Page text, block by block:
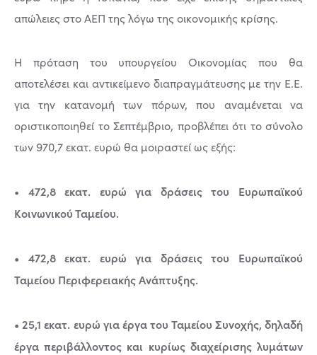
απώλειες στο ΑΕΠ της λόγω της οικονομικής κρίσης.
Η πρόταση του υπουργείου Οικονομίας που θα
αποτελέσει και αντικείμενο διαπραγμάτευσης με την Ε.Ε.
για την κατανομή των πόρων, που αναμένεται να
οριστικοποιηθεί το Σεπτέμβριο, προβλέπει ότι το σύνολο
των 970,7 εκατ. ευρώ θα μοιραστεί ως εξής:
• 472,8 εκατ. ευρώ για δράσεις του Ευρωπαϊκού
Κοινωνικού Ταμείου.
• 472,8 εκατ. ευρώ για δράσεις του Ευρωπαϊκού
Ταμείου Περιφερειακής Ανάπτυξης.
• 25,1 εκατ. ευρώ για έργα του Ταμείου Συνοχής, δηλαδή
έργα περιβάλλοντος και κυρίως διαχείρισης λυμάτων